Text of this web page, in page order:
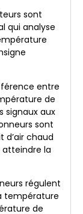
sont
qui analyse
entre
de
signaux aux
sont
d’air chaud
atteindre la
régulent
température
de